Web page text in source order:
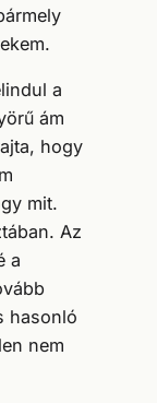
a
ám
hogy
mit.
Az
a
hasonló
nem